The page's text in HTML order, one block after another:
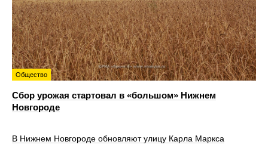
Общество
Сбор урожая стартовал в «большом» Нижнем
Новгороде
В Нижнем Новгороде обновляют улицу Карла Маркса